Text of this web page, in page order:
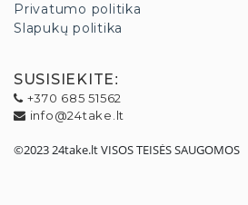
Privatumo politika
Slapukų politika
SUSISIEKITE:
+370 685 51562
info@24take.lt
©2023 24take.lt VISOS TEISĖS SAUGOMOS